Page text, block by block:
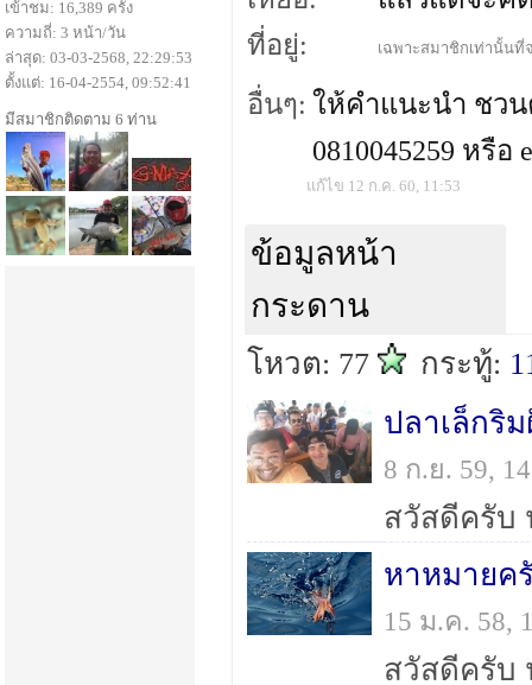
ที่อยู่:
เฉพาะสมาชิกเท่านั้นที่
อื่นๆ: ให้คำแนะนำ ชว
0810045259 หรือ
แก้ไข 12 ก.ค. 60, 11:53
ข้อมูลหน้า
กระดาน
โหวต: 77 กระทู้:
ปลาเล็กริ
8 ก.ย. 59,
หาหมายค
15 ม.ค. 58,
เข้าชม: 16,389 ครั้ง
ความถี่: 3 หน้า/วัน
ล่าสุด: 03-03-2568, 22:29:53
ตั้งแต่: 16-04-2554, 09:52:41
มีสมาชิกติดตาม 6 ท่าน